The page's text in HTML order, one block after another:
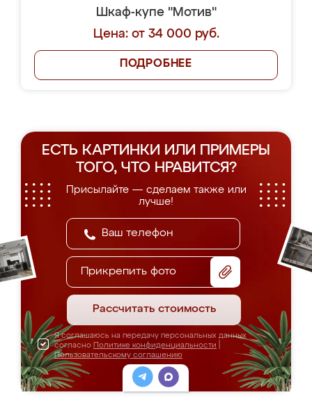
Шкаф-купе "Мотив"
Цена: от 34 000 руб.
ПОДРОБНЕЕ
ЕСТЬ КАРТИНКИ ИЛИ ПРИМЕРЫ
ТОГО, ЧТО НРАВИТСЯ?
Присылайте — сделаем также или
лучше!
Прикрепить фото
Рассчитать стоимость
Я соглашаюсь на передачу персональных данных
согласно Политике конфиденциальности
Пользовательскому соглашению